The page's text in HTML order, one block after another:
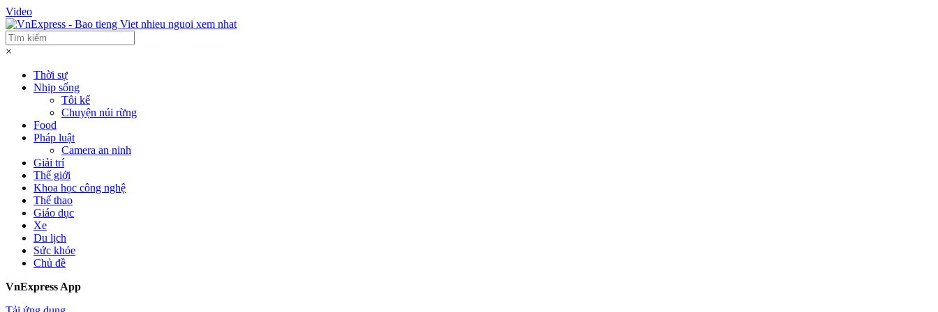
Video
×
Thời sự
Nhịp sống
Tôi kể
Chuyện núi rừng
Food
Pháp luật
Camera an ninh
Giải trí
Thế giới
Khoa học công nghệ
Thể thao
Giáo dục
Xe
Du lịch
Sức khỏe
Chủ đề
VnExpress App